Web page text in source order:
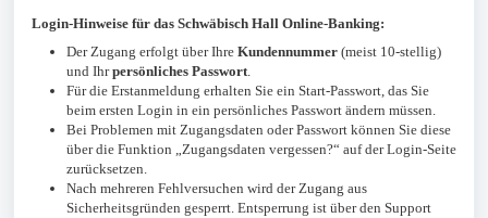
Login-Hinweise für das Schwäbisch Hall Online-Banking:
Der Zugang erfolgt über Ihre Kundennummer (meist 10-stellig)
und Ihrpersönliches Passwort.
Für die Erstanmeldung erhalten Sie ein Start-Passwort, das Sie
beim ersten Login in ein persönliches Passwort ändern müssen.
Bei Problemen mit Zugangsdaten oder Passwort können Sie diese
über die Funktion „Zugangsdaten vergessen?“ auf der Login-Seite
zurücksetzen.
Nach mehreren Fehlversuchen wird der Zugang aus
Sicherheitsgründen gesperrt. Entsperrung ist über den Support